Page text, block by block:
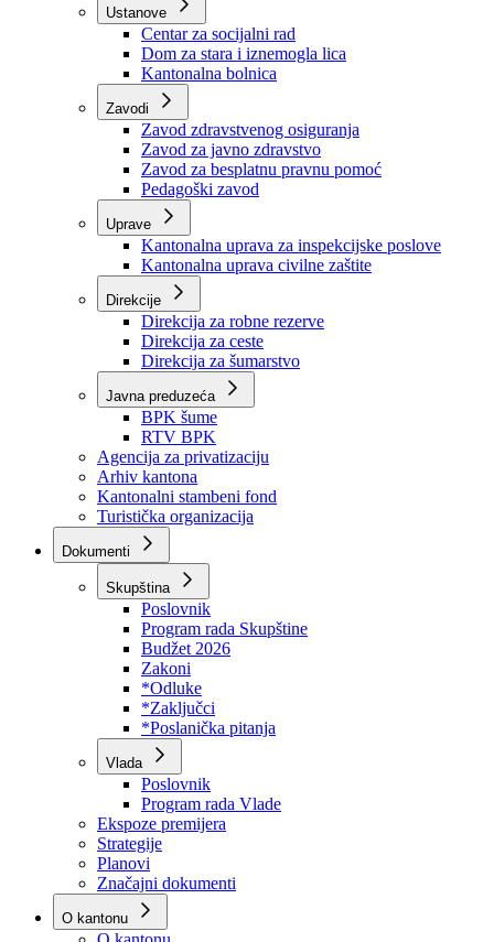
Služba za zajedničke poslove
Služba za zapošljavanje
Ustanove
Centar za socijalni rad
Dom za stara i iznemogla lica
Kantonalna bolnica
Zavodi
Zavod zdravstvenog osiguranja
Zavod za javno zdravstvo
Zavod za besplatnu pravnu pomoć
Pedagoški zavod
Kantonalna uprava za inspekcijske poslove
Kantonalna uprava civilne zaštite
Direkcije
Direkcija za robne rezerve
Direkcija za ceste
Direkcija za šumarstvo
Javna preduzeća
BPK šume
RTV BPK
Agencija za privatizaciju
Arhiv kantona
Kantonalni stambeni fond
Turistička organizacija
Dokumenti
Skupština
Poslovnik
Program rada Skupštine
Budžet 2026
Zakoni
*Odluke
*Zaključci
*Poslanička pitanja
Vlada
Poslovnik
Program rada Vlade
Ekspoze premijera
Strategije
Planovi